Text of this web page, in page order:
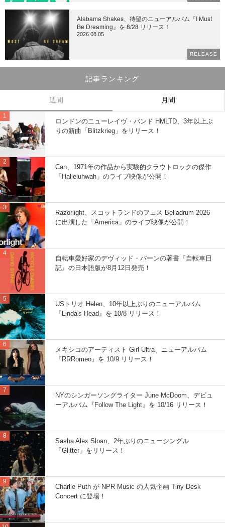
Alabama Shakes、待望のニューアルバム『I Must
Be Dreaming』を 8/28 リリース！
2026.08.05
RELEASE
記事ランキング
週間 月間
ロンドンのニューレイヴ・バンド HMLTD、3年以上ぶ
りの新曲「Blitzkrieg」をリリース！
Can、1971年の作品から実験的クラウトロックの傑作
「Halleluhwah」のライブ映像が公開！
Razorlight、スコットランドのフェス Belladrum 2026
に出演した「America」のライブ映像が公開！
自転車愛好家のデヴィッド・バーンの著書『自転車日
記』の日本語版が8月12日発売！
USトリオ Helen、10年以上ぶりのニューアルバム
『Linda's Head』を 10/8 リリース！
メキシコのアーティスト Girl Ultra、ニューアルバム
『RRRomeo』を 10/9 リリース！
NYのシンガーソングライター June McDoom、デビュ
ーアルバム『Follow The Light』を 10/16 リリース！
Sasha Alex Sloan、2年ぶりのニューシングル
「Glitter」をリリース！
Charlie Puth が NPR Music の人気企画 Tiny Desk
Concert に登場！